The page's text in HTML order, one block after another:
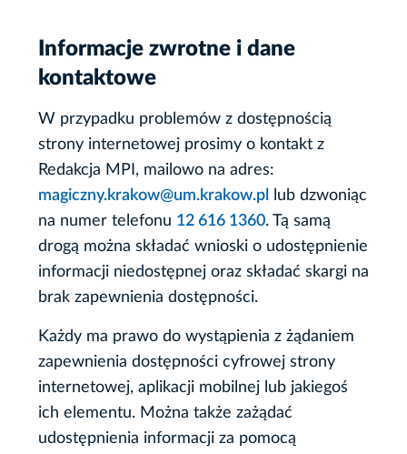
Informacje zwrotne i dane
kontaktowe
W przypadku problemów z dostępnością
strony internetowej prosimy o kontakt z
Redakcja MPI , mailowo na adres:
magiczny.krakow@um.krakow.pl
lub dzwoniąc
na numer telefonu 12 616 1360. Tą samą
drogą można składać wnioski o udostępnienie
informacji niedostępnej oraz składać skargi na
brak zapewnienia dostępności.
Każdy ma prawo do wystąpienia z żądaniem
zapewnienia dostępności cyfrowej strony
internetowej, aplikacji mobilnej lub jakiegoś
ich elementu. Można także zażądać
udostępnienia informacji za pomocą